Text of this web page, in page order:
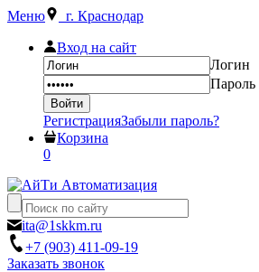
Меню г. Краснодар
Вход на сайт
Логин
Пароль
РегистрацияЗабыли пароль?
Корзина
0
ita@1skkm.ru
+7 (903) 411-09-19
Заказать звонок